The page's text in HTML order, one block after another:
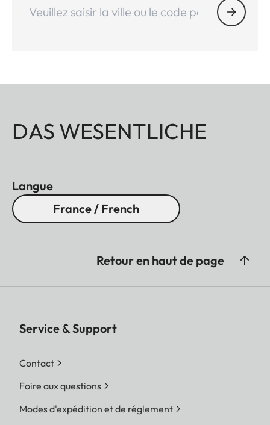
DAS WESENTLICHE
Langue
France / French
Retour en haut de page
Service & Support
Contact
Foire aux questions
Modes d'expédition et de réglement